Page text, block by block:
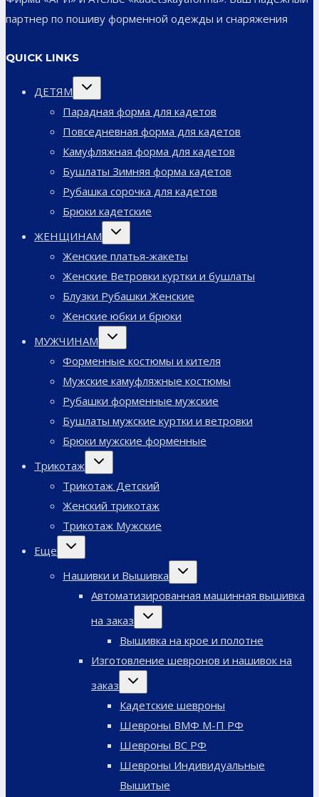
партнер по пошиву форменной одежды и снаряжения
QUICK LINKS
ДЕТЯМ
Переключить
Парадная форма для кадетов
Повседневная форма для кадетов
Камуфляжная форма для кадетов
Бушлаты Зимняя форма кадетов
Рубашка сорочка для кадетов
Брюки кадетские
ЖЕНЩИНАМ
Переключить
Женские платья-жакеты
Женские Ветровки куртки и бушлаты
Блузки Рубашки Женские
Женские юбки и брюки
МУЖЧИНАМ
Переключить
Форменные костюмы и кителя
Мужские камуфляжные костюмы
Рубашки форменные мужские
Бушлаты мужские куртки и ветровки
Брюки мужские форменные
Трикотаж
Переключить
Трикотаж Детский
Женский трикотаж
Трикотаж Мужские
Еще
Переключить
Нашивки и Вышивка
Переключить
Автоматизированная машинная вышивка
на заказ
Переключить
Вышивка на крое и полотне
Изготовление шевронов и нашивок на
заказ
Переключить
Кадетские шевроны
Шевроны ВМФ М-П РФ
Шевроны ВС РФ
Шевроны Индивидуальные
Вышитые